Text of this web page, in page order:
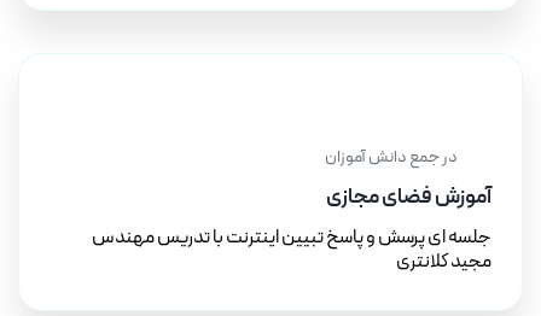
در جمع دانش آموزان
آموزش فضای مجازی
جلسه ای پرسش و پاسخ تبیین اینترنت با تدریس مهندس
مجید کلانتری